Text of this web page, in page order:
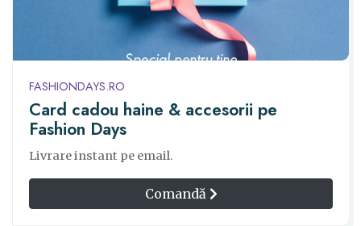
FASHIONDAYS.RO
Card cadou haine & accesorii pe
Fashion Days
Livrare instant pe email.
Comandă